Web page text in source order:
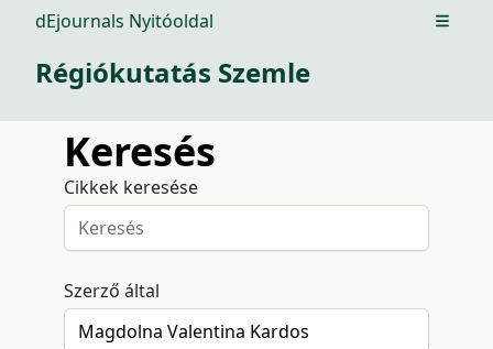
dEjournals Nyitóoldal Open
Régiókutatás Szemle
Keresés
Cikkek keresése
Szerző által